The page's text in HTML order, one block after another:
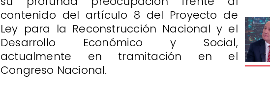
contenido del artículo 8 del Proyecto de
Ley para la Reconstrucción Nacional y el
Desarrollo Económico y Social,
actualmente en tramitación en el
Congreso Nacional.